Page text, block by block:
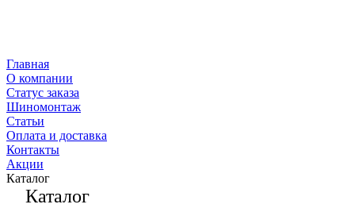
Главная
О компании
Статус заказа
Шиномонтаж
Статьи
Оплата и доставка
Контакты
Акции
Каталог
Каталог